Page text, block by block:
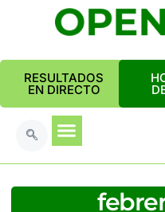
RESULTADOS
EN DIRECTO